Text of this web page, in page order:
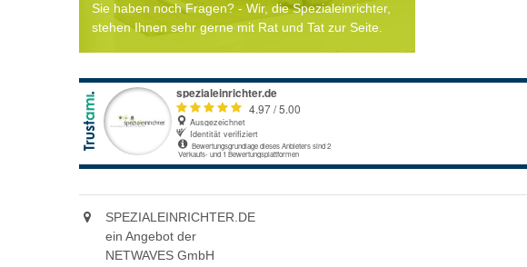
Sie haben noch Fragen? - Wir, die Spezialeinrichter,
stehen Ihnen sehr gerne mit Rat und Tat zur Seite.
SPEZIALEINRICHTER.DE
ein Angebot der
NETWAVES GmbH